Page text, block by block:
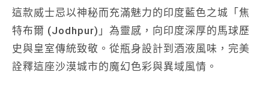
這款威士忌以神秘而充滿魅力的印度藍色之城「焦
特布爾 (Jodhpur)」 為靈感，向印度深厚的馬球歷
史與皇室傳統致敬。從瓶身設計到酒液風味，完美
詮釋這座沙漠城市的魔幻色彩與異域風情。